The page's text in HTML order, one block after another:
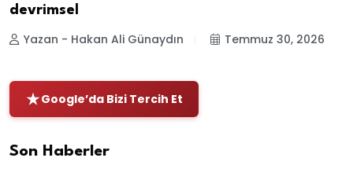
devrimsel
Yazan - Hakan Ali Günaydın Temmuz 30, 2026
Google’da Bizi Tercih Et
Son Haberler